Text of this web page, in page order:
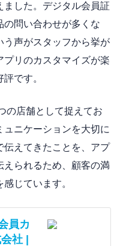
ました。デジタル会員証
の問い合わせが多くな
う声がスタッフから挙が
プリのカスタマイズが楽
です。
の店舗として捉えてお
ュニケーションを大切に
伝えてきたことを、アプ
えられるため、顧客の満
じています。
員カ
社 |